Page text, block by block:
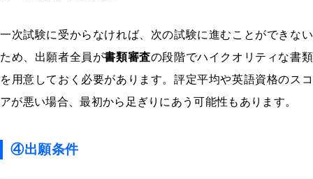
一次試験に受からなければ、次の試験に進むことができない
ため、出願者全員が書類審査の段階でハイクオリティな書類
を用意しておく必要があります。評定平均や英語資格のスコ
アが悪い場合、最初から足ぎりにあう可能性もあります。
④出願条件